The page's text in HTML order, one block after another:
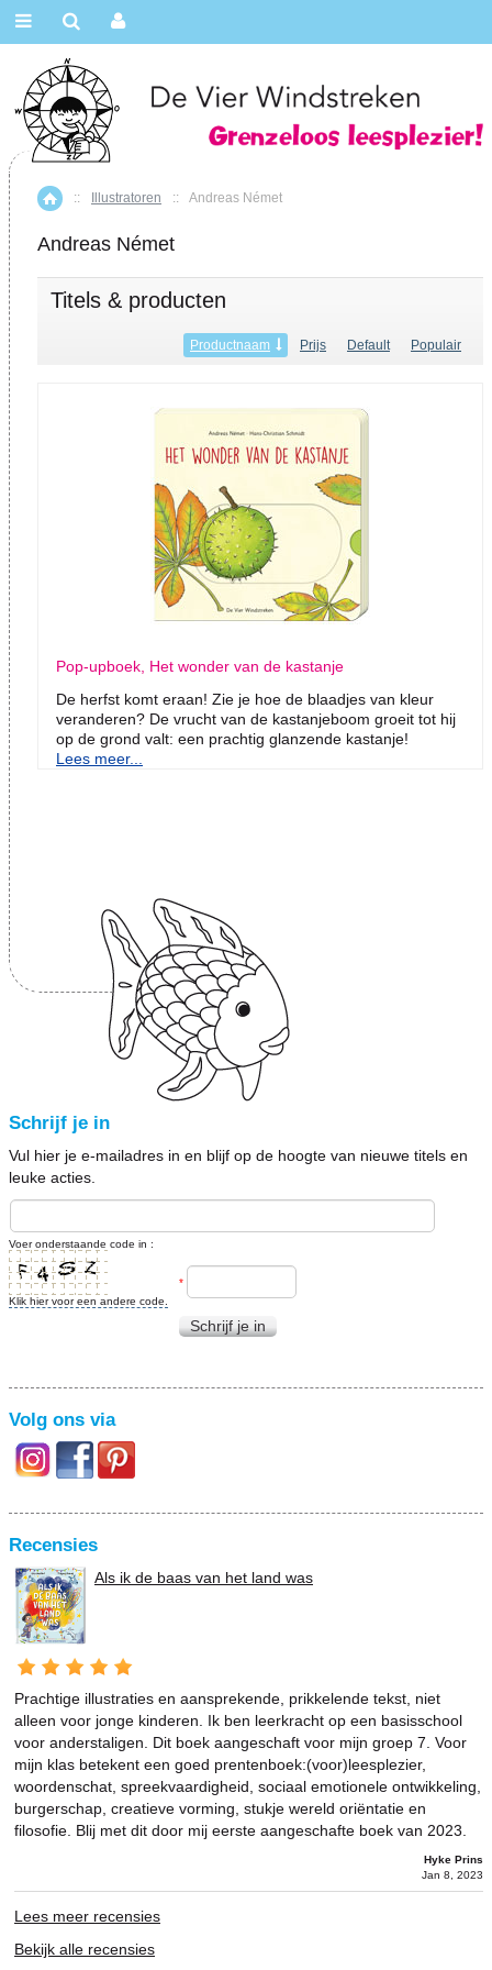
Home
:: Illustratoren :: Andreas Német
Andreas Német
Titels & producten
Productnaam Prijs Default Populair
Pop-upboek, Het wonder van de kastanje
De herfst komt eraan! Zie je hoe de blaadjes van kleur
veranderen? De vrucht van de kastanjeboom groeit tot hij
op de grond valt: een prachtig glanzende kastanje!
Lees meer...
Schrijf je in
Vul hier je e-mailadres in en blijf op de hoogte van nieuwe titels en
leuke acties.
Voer onderstaande code in :
Klik hier voor een andere code.
*
Schrijf je in
Volg ons via
Recensies
Als ik de baas van het land was
Prachtige illustraties en aansprekende, prikkelende tekst, niet
alleen voor jonge kinderen. Ik ben leerkracht op een basisschool
voor anderstaligen. Dit boek aangeschaft voor mijn groep 7. Voor
mijn klas betekent een goed prentenboek:(voor)leesplezier,
woordenschat, spreekvaardigheid, sociaal emotionele ontwikkeling,
burgerschap, creatieve vorming, stukje wereld oriëntatie en
filosofie. Blij met dit door mij eerste aangeschafte boek van 2023.
Hyke Prins
Jan 8, 2023
Lees meer recensies
Bekijk alle recensies